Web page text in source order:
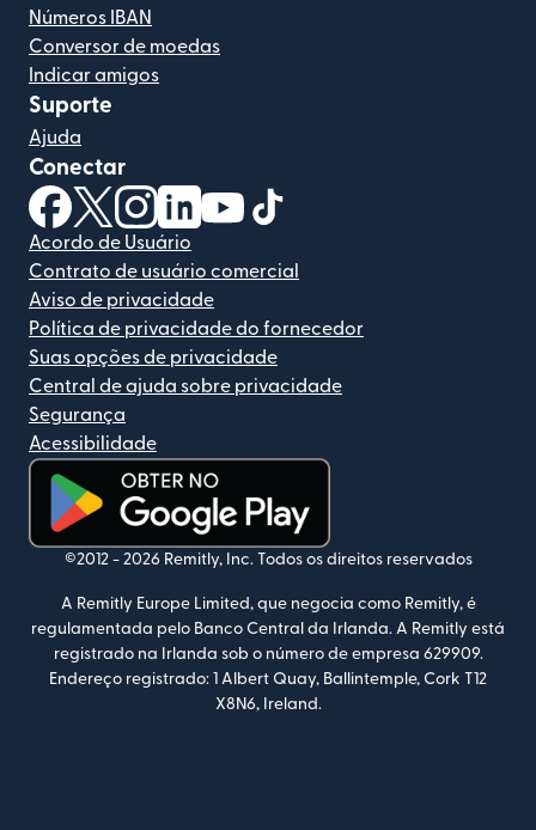
Números IBAN
Conversor de moedas
Indicar amigos
Suporte
Ajuda
Conectar
(abre em uma nova janela)
(abre em uma nova janela)
(abre em uma nova janela)
(abre em uma nova janela)
(abre em uma nova janela)
Acordo de Usuário
Contrato de usuário comercial
Aviso de privacidade
Política de privacidade do fornecedor
Suas opções de privacidade
Central de ajuda sobre privacidade
Segurança
Acessibilidade
(abre em uma nova janela)
©2012 - 2026 Remitly, Inc. Todos os direitos reservados
A Remitly Europe Limited, que negocia como Remitly, é
regulamentada pelo Banco Central da Irlanda. A Remitly está
registrado na Irlanda sob o número de empresa 629909.
Endereço registrado: 1 Albert Quay, Ballintemple, Cork T12
X8N6, Ireland.